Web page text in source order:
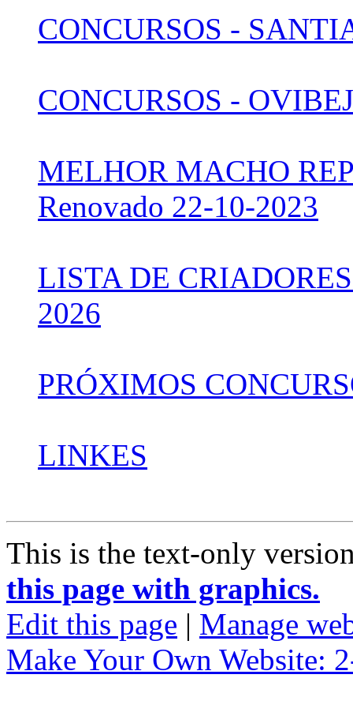
CONCURSOS -
CONCURSOS -
MELHOR MACHO
Renovado 22-10-2023
LISTA DE
2026
PRÓXIMOS
LINKES
This is the text-only
this page with graphics.
Edit this page | Manage
Make Your Own Website: